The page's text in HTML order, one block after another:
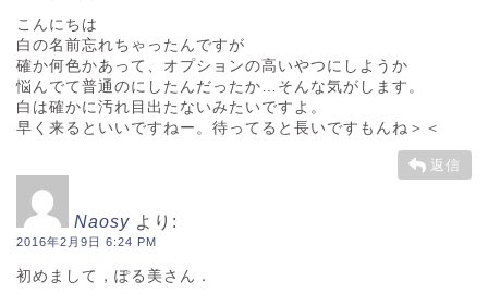
こんにちは
白の名前忘れちゃったんですが
確か何色かあって、オプションの高いやつにしようか
悩んでて普通のにしたんだったか…そんな気がします。
白は確かに汚れ目出たないみたいですよ。
早く来るといいですねー。待ってると長いですもんね＞＜
返信
Naosy より:
2016年2月9日 6:24 PM
初めまして，ぽる美さん．